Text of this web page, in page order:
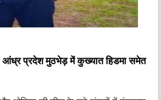
: आंध्र प्रदेश मुठभेड़ में कुख्यात हिडमा समेत